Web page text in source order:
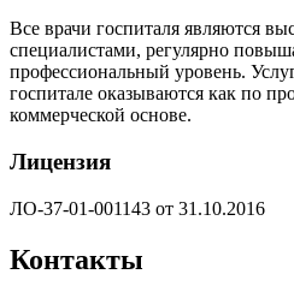
Все врачи госпиталя являются
специалистами, регулярно
профессиональный уровень.
госпитале оказываются как по
коммерческой основе.
Лицензия
ЛО-37-01-001143 от 31.10.2016
Контакты